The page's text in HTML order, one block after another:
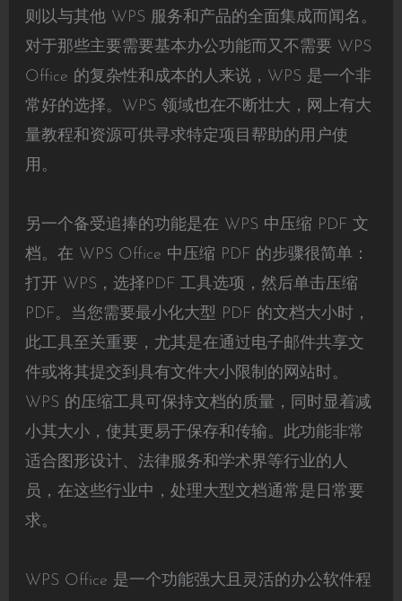
则以与其他 WPS 服务和产品的全面集成而闻名。
对于那些主要需要基本办公功能而又不需要 WPS
Office 的复杂性和成本的人来说，WPS 是一个非
常好的选择。WPS 领域也在不断壮大，网上有大
量教程和资源可供寻求特定项目帮助的用户使
用。
另一个备受追捧的功能是在 WPS 中压缩 PDF 文
档。在 WPS Office 中压缩 PDF 的步骤很简单：
打开 WPS，选择PDF 工具选项，然后单击压缩
PDF。当您需要最小化大型 PDF 的文档大小时，
此工具至关重要，尤其是在通过电子邮件共享文
件或将其提交到具有文件大小限制的网站时。
WPS 的压缩工具可保持文档的质量，同时显着减
小其大小，使其更易于保存和传输。此功能非常
适合图形设计、法律服务和学术界等行业的人
员，在这些行业中，处理大型文档通常是日常要
求。
WPS Office 是一个功能强大且灵活的办公软件程